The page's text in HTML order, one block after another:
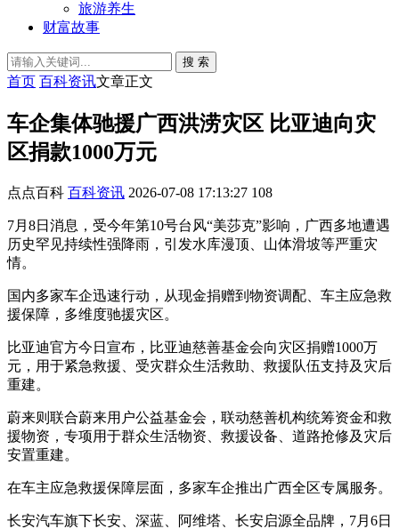
旅游养生
财富故事
搜 索
首页 百科资讯文章正文
车企集体驰援广西洪涝灾区 比亚迪向灾
区捐款1000万元
点点百科 百科资讯 2026-07-08 17:13:27 108
7月8日消息，受今年第10号台风“美莎克”影响，广西多地遭遇
历史罕见持续性强降雨，引发水库漫顶、山体滑坡等严重灾
情。
国内多家车企迅速行动，从现金捐赠到物资调配、车主应急救
援保障，多维度驰援灾区。
比亚迪官方今日宣布，比亚迪慈善基金会向灾区捐赠1000万
元，用于紧急救援、受灾群众生活救助、救援队伍支持及灾后
重建。
蔚来则联合蔚来用户公益基金会，联动慈善机构统筹资金和救
援物资，专项用于群众生活物资、救援设备、道路抢修及灾后
安置重建。
在车主应急救援保障层面，多家车企推出广西全区专属服务。
长安汽车旗下长安、深蓝、阿维塔、长安启源全品牌，7月6日